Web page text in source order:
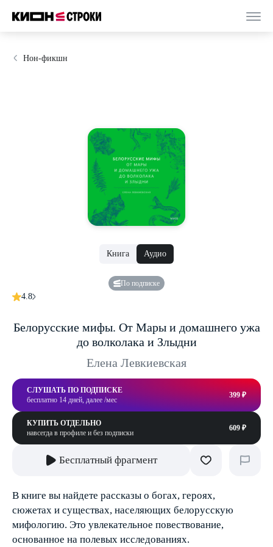
Нон-фикшн
Книга Аудио
По подписке
4.8
Белорусские мифы. От Мары и домашнего ужа
до волколака и Злыдни
Елена Левкиевская
СЛУШАТЬ ПО ПОДПИСКЕ
бесплатно 14 дней, далее /мес
399 ₽
КУПИТЬ ОТДЕЛЬНО
навсегда в профиле и без подписки
609 ₽
Бесплатный фрагмент
В книге вы найдете рассказы о богах, героях,
сюжетах и существах, населяющих белорусскую
мифологию. Это увлекательное повествование,
основанное на полевых исследованиях.